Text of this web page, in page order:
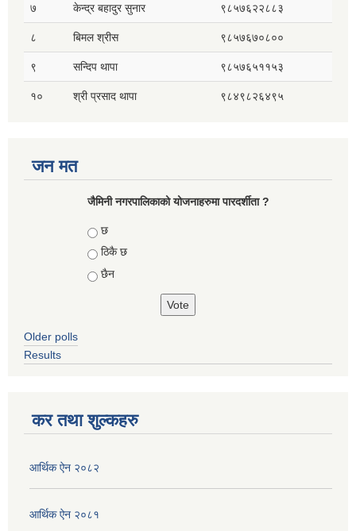
७ केन्द्र बहादुर सुनार ९८५७६२२८८३
८ बिमल श्रीस ९८५७६७०८००
९ सन्दिप थापा ९८५७६५११५३
१० श्री प्रसाद थापा ९८४९८२६४९५
जन मत
जैमिनी नगरपालिकाको योजनाहरुमा पारदर्शीता ?
Choices
छ
ठिकै छ
छैन
Older polls
Results
कर तथा शुल्कहरु
आर्थिक ऐन २०८२
आर्थिक ऐन २०८१